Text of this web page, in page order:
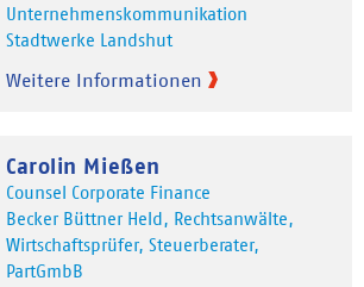
Unternehmenskommunikation
Stadtwerke Landshut
Weitere Informationen
Carolin Mießen
Counsel Corporate Finance
Becker Büttner Held, Rechtsanwälte,
Wirtschaftsprüfer, Steuerberater,
PartGmbB